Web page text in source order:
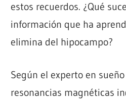
estos recuerdos. ¿Qué
información que ha
elimina del hipocampo?
Según el experto en
resonancias magnéticas